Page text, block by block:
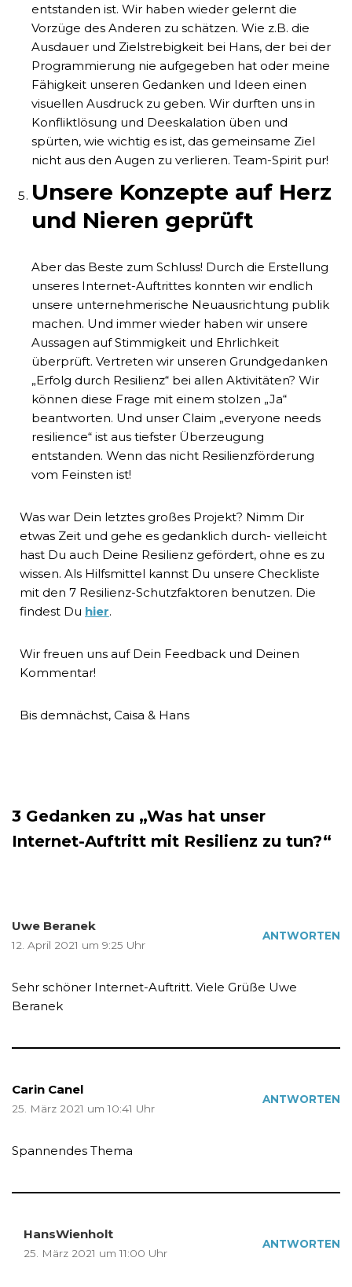
entstanden ist. Wir haben wieder gelernt die
Vorzüge des Anderen zu schätzen. Wie z.B. die
Ausdauer und Zielstrebigkeit bei Hans, der bei der
Programmierung nie aufgegeben hat oder meine
Fähigkeit unseren Gedanken und Ideen einen
visuellen Ausdruck zu geben. Wir durften uns in
Konfliktlösung und Deeskalation üben und
spürten, wie wichtig es ist, das gemeinsame Ziel
nicht aus den Augen zu verlieren. Team-Spirit pur!
Unsere Konzepte auf Herz
und Nieren geprüft
Aber das Beste zum Schluss! Durch die Erstellung
unseres Internet-Auftrittes konnten wir endlich
unsere unternehmerische Neuausrichtung publik
machen. Und immer wieder haben wir unsere
Aussagen auf Stimmigkeit und Ehrlichkeit
überprüft. Vertreten wir unseren Grundgedanken
„Erfolg durch Resilienz“ bei allen Aktivitäten? Wir
können diese Frage mit einem stolzen „Ja“
beantworten. Und unser Claim „everyone needs
resilience“ ist aus tiefster Überzeugung
entstanden. Wenn das nicht Resilienzförderung
vom Feinsten ist!
Was war Dein letztes großes Projekt? Nimm Dir
etwas Zeit und gehe es gedanklich durch- vielleicht
hast Du auch Deine Resilienz gefördert, ohne es zu
wissen. Als Hilfsmittel kannst Du unsere Checkliste
mit den 7 Resilienz-Schutzfaktoren benutzen. Die
findest Du hier.
Wir freuen uns auf Dein Feedback und Deinen
Kommentar!
Bis demnächst, Caisa & Hans
3 Gedanken zu „Was hat unser
Internet-Auftritt mit Resilienz zu tun?“
Uwe Beranek
12. April 2021 um 9:25 Uhr
ANTWORTEN
Sehr schöner Internet-Auftritt. Viele Grüße Uwe
Beranek
Carin Canel
25. März 2021 um 10:41 Uhr
ANTWORTEN
Spannendes Thema
HansWienholt
25. März 2021 um 11:00 Uhr
ANTWORTEN